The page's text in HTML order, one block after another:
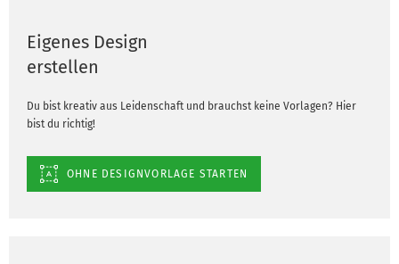
Eigenes Design
erstellen
Du bist kreativ aus Leidenschaft und brauchst keine Vorlagen? Hier
bist du richtig!
OHNE DESIGNVORLAGE STARTEN